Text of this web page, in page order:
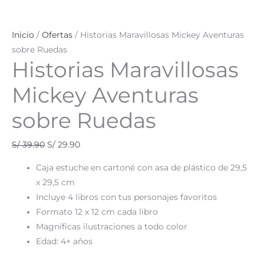
Inicio / Ofertas / Historias Maravillosas Mickey Aventuras
sobre Ruedas
Historias Maravillosas
Mickey Aventuras
sobre Ruedas
S/39.90 S/ 29.90
Caja estuche en cartoné con asa de plástico de 29,5
x 29,5 cm
Incluye 4 libros con tus personajes favoritos
Formato 12 x 12 cm cada libro
Magníficas ilustraciones a todo color
Edad: 4+ años